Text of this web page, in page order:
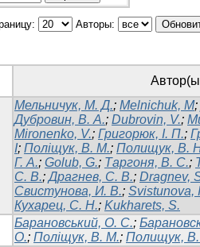
Авторы:
Мельничук, М. Д.; Melnichuk, M;
Дубровин, В. А.; Dubrovin, V.;
Mironenko, V.; Григорюк, І. П.;
I; Поліщук, В. М.; Полищук, В.
Г. А.; Golub, G.; Таргоня, В. С.;
С. В.;Драгнев, С. В.; Dragnev,
Свистунова, И. В.; Svistunova, I
Кухарец, С. Н.; Kukharets, S.
Барановський, О. С.;
O.; Поліщук, В. М.; Полищук,